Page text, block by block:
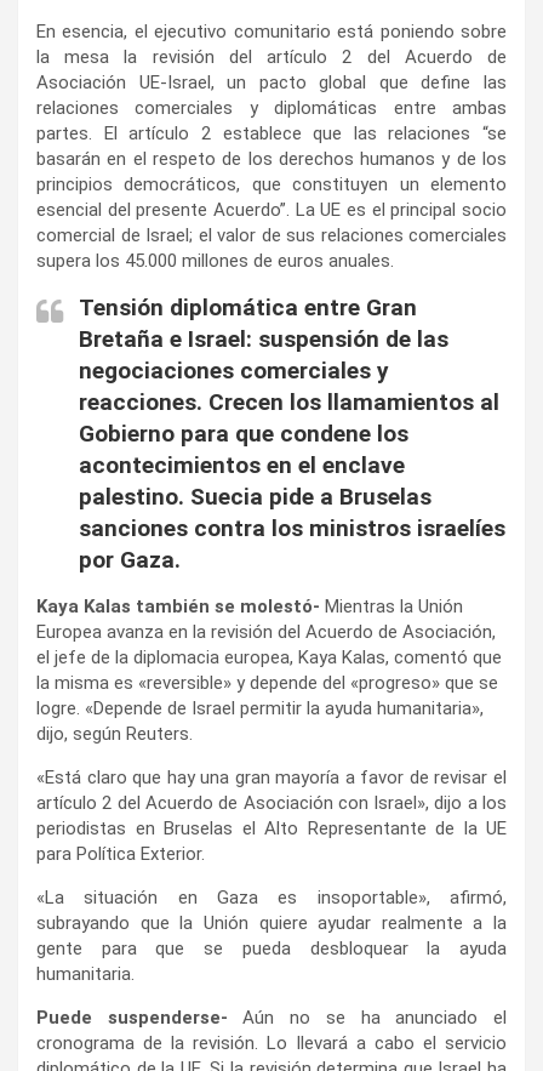
En esencia, el ejecutivo comunitario está poniendo sobre
la mesa la revisión del artículo 2 del Acuerdo de
Asociación UE-Israel, un pacto global que define las
relaciones comerciales y diplomáticas entre ambas
partes. El artículo 2 establece que las relaciones “se
basarán en el respeto de los derechos humanos y de los
principios democráticos, que constituyen un elemento
esencial del presente Acuerdo”. La UE es el principal socio
comercial de Israel; el valor de sus relaciones comerciales
supera los 45.000 millones de euros anuales.
Tensión diplomática entre Gran
Bretaña e Israel: suspensión de las
negociaciones comerciales y
reacciones. Crecen los llamamientos al
Gobierno para que condene los
acontecimientos en el enclave
palestino. Suecia pide a Bruselas
sanciones contra los ministros israelíes
por Gaza.
Kaya Kalas también se molestó- Mientras la Unión
Europea avanza en la revisión del Acuerdo de Asociación,
el jefe de la diplomacia europea, Kaya Kalas, comentó que
la misma es «reversible» y depende del «progreso» que se
logre. «Depende de Israel permitir la ayuda humanitaria»,
dijo, según Reuters.
«Está claro que hay una gran mayoría a favor de revisar el
artículo 2 del Acuerdo de Asociación con Israel», dijo a los
periodistas en Bruselas el Alto Representante de la UE
para Política Exterior.
«La situación en Gaza es insoportable», afirmó,
subrayando que la Unión quiere ayudar realmente a la
gente para que se pueda desbloquear la ayuda
humanitaria.
Puede suspenderse- Aún no se ha anunciado el
cronograma de la revisión. Lo llevará a cabo el servicio